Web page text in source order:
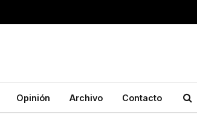
Opinión Archivo Contacto